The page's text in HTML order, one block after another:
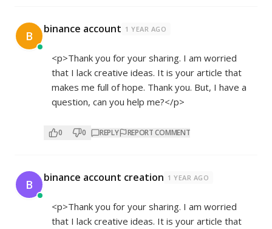
B binance account 1 YEAR AGO
<p>Thank you for your sharing. I am worried
that I lack creative ideas. It is your article that
makes me full of hope. Thank you. But, I have a
question, can you help me?</p>
0 0 REPLY REPORT COMMENT
B binance account creation 1 YEAR AGO
<p>Thank you for your sharing. I am worried
that I lack creative ideas. It is your article that